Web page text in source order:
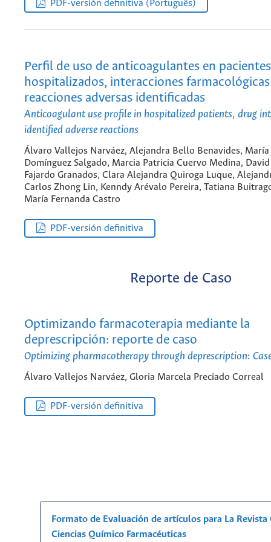
PDF-versión definitiva (Português)
Perfil de uso de anticoagulantes en pacientes
hospitalizados, interacciones
reacciones adversas identificadas
Anticoagulant use profile in hospitalized patients, drug
identified adverse reactions
Álvaro Vallejos Narváez, Alejandra Bello Benavides,
Domínguez Salgado, Marcia Patricia Cuervo Medina,
Fajardo Granados, Clara Alejandra Quiroga Luque,
Carlos Zhong Lin, Kenndy Arévalo Pereira, Tatiana
María Fernanda Castro
PDF-versión definitiva
Reporte de Caso
Optimizando farmacoterapia mediante la
deprescripción: reporte de caso
Optimizing pharmacotherapy through deprescription:
Álvaro Vallejos Narváez, Gloria Marcela Preciado Correal
PDF-versión definitiva
Formato de Evaluación de artículos para La
Ciencias Químico Farmacéuticas